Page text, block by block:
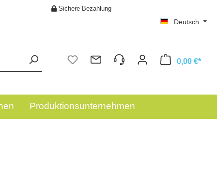
Sichere Bezahlung
Deutsch
0,00 €*
Produktionsunternehmen